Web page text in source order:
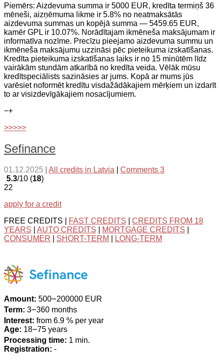
Piemērs: Aizdevuma summa ir 5000 EUR, kredīta termiņš 36
mēneši, aizņēmuma likme ir 5.8% no neatmaksātās
aizdevuma summas un kopējā summa — 5459.65 EUR,
kamēr GPL ir 10.07%. Norādītajam ikmēneša maksājumam ir
informatīva nozīme. Precīzu pieejamo aizdevuma summu un
ikmēneša maksājumu uzzināsi pēc pieteikuma izskatīšanas.
Kredīta pieteikuma izskatīšanas laiks ir no 15 minūtēm līdz
vairākām stundām atkarībā no kredīta veida. Vēlāk mūsu
kredītspeciālists sazināsies ar jums. Kopā ar mums jūs
varēsiet noformēt kredītu visdažādākajiem mērķiem un izdarīt
to ar visizdevīgākajiem nosacījumiem.
−+
>>>>>
Sefinance
01.12.2025 All credits in Latvia
Comments 3
5.3/10 (18)
22
apply for a credit
FREE CREDITS |
FAST CREDITS
CREDITS FROM 18
YEARS
AUTO CREDITS MORTGAGE CREDITS
CONSUMER
SHORT-TERM LONG-TERM
Amount: 500౼200000 EUR
Term: 3౼360 months
Interest: from 6.9 % per year
Age: 18౼75 years
Processing time: 1 min.
Registration: -